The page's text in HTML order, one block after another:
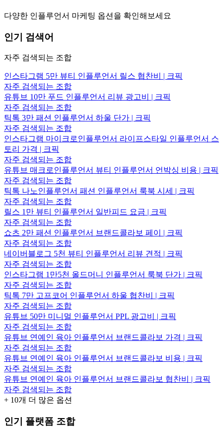
다양한 인플루언서 마케팅 옵션을 확인해보세요
인기 검색어
자주 검색되는 조합
인스타그램 5만 뷰티 인플루언서 릴스 협찬비 | 크픽
자주 검색되는 조합
유튜브 10만 푸드 인플루언서 리뷰 광고비 | 크픽
자주 검색되는 조합
틱톡 3만 패션 인플루언서 하울 단가 | 크픽
자주 검색되는 조합
인스타그램 마이크로인플루언서 라이프스타일 인플루언서 스
토리 가격 | 크픽
자주 검색되는 조합
유튜브 매크로인플루언서 뷰티 인플루언서 언박싱 비용 | 크픽
자주 검색되는 조합
틱톡 나노인플루언서 패션 인플루언서 룩북 시세 | 크픽
자주 검색되는 조합
릴스 1만 뷰티 인플루언서 일반피드 요금 | 크픽
자주 검색되는 조합
쇼츠 2만 패션 인플루언서 브랜드콜라보 페이 | 크픽
자주 검색되는 조합
네이버블로그 5천 뷰티 인플루언서 리뷰 견적 | 크픽
자주 검색되는 조합
인스타그램 1만5천 올드머니 인플루언서 룩북 단가 | 크픽
자주 검색되는 조합
틱톡 7만 고프코어 인플루언서 하울 협찬비 | 크픽
자주 검색되는 조합
유튜브 50만 미니멀 인플루언서 PPL 광고비 | 크픽
자주 검색되는 조합
유튜브 연예인 육아 인플루언서 브랜드콜라보 가격 | 크픽
자주 검색되는 조합
유튜브 연예인 육아 인플루언서 브랜드콜라보 비용 | 크픽
자주 검색되는 조합
유튜브 연예인 육아 인플루언서 브랜드콜라보 협찬비 | 크픽
자주 검색되는 조합
+ 10개 더 많은 옵션
인기 플랫폼 조합